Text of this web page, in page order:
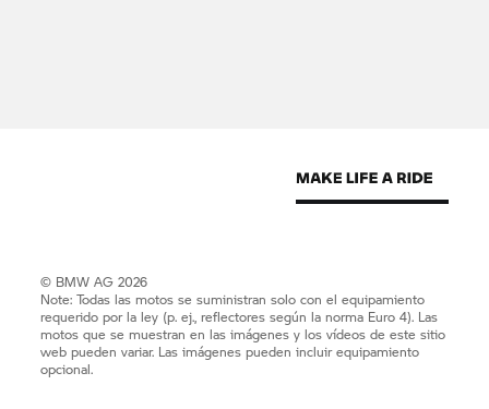
© BMW AG 2026
Note: Todas las motos se suministran solo con el equipamiento
requerido por la ley (p. ej., reflectores según la norma Euro 4). Las
motos que se muestran en las imágenes y los vídeos de este sitio
web pueden variar. Las imágenes pueden incluir equipamiento
opcional.